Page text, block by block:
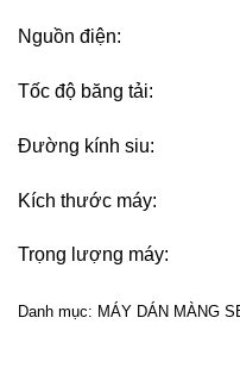
Nguồn điện:
Tốc độ băng tải:
Đường kính siu:
Kích thước máy:
Trọng lượng
Danh mục: MÁY DÁN MÀNG